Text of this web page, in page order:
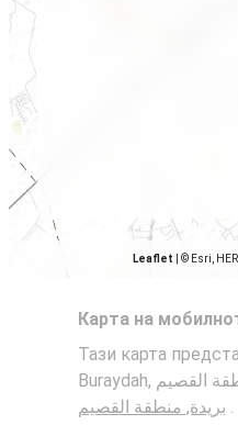
Leaflet © Esri,
Карта на
Тази карта
بريدة, منطقة القصيم .